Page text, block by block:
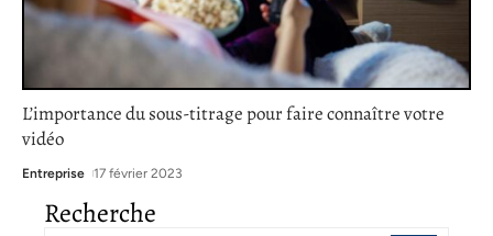
L’importance du sous-titrage pour faire connaître votre
vidéo
Entreprise 17 février 2023
Recherche